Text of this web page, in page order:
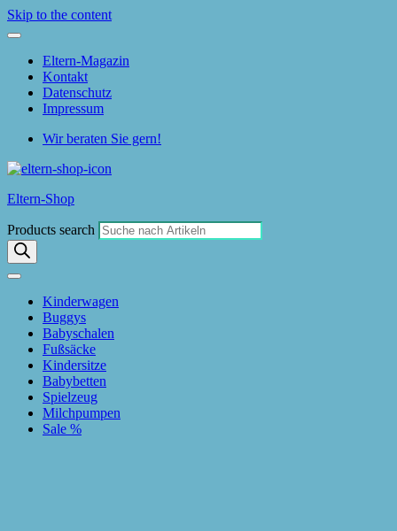
Skip to the content
Eltern-Magazin
Kontakt
Datenschutz
Impressum
Wir beraten Sie gern!
Eltern-Shop
Products search
Kinderwagen
Buggys
Babyschalen
Fußsäcke
Kindersitze
Babybetten
Spielzeug
Milchpumpen
Sale %